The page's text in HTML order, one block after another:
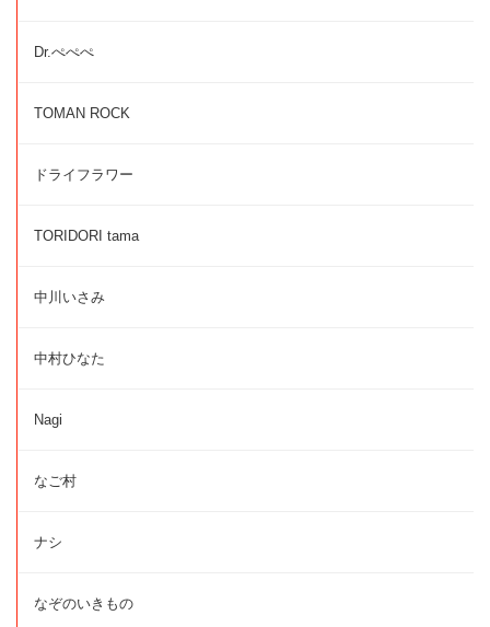
Dr.ぺぺぺ
TOMAN ROCK
ドライフラワー
TORIDORI tama
中川いさみ
中村ひなた
Nagi
なご村
ナシ
なぞのいきもの